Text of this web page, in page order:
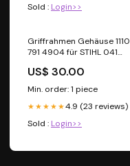
Sold : Login>>
Griffrahmen Gehäuse 1110
791 4904 für STIHL 041
US$ 30.00
Min. order: 1 piece
★★★★★4.9 (23 reviews)
Sold : Login>>